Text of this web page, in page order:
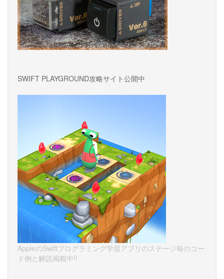
SWIFT PLAYGROUND攻略サイト公開中
AppleのSwiftプログラミング学習アプリのステージ毎のコー
ド例と解説掲載中!!